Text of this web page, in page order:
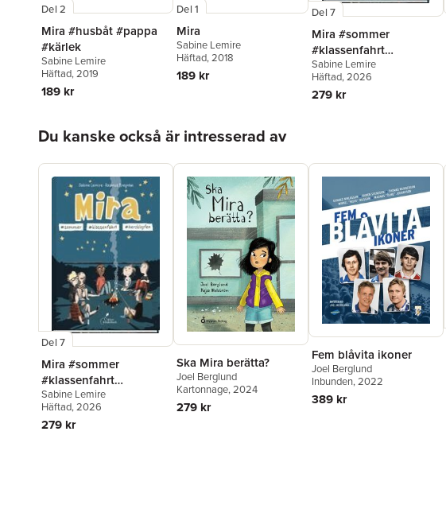
Del 2
Mira #husbåt #pappa
#kärlek
Sabine Lemire
Häftad, 2019
189 kr
Del 1
Mira
Sabine Lemire
Häftad, 2018
189 kr
Del 7
Mira #sommer
#klassenfahrt
#herzklopfen
Sabine Lemire
Häftad, 2026
279 kr
Du kanske också är intresserad av
Del 7
Mira #sommer
#klassenfahrt
#herzklopfen
Sabine Lemire
Häftad, 2026
279 kr
Ska Mira berätta?
Joel Berglund
Kartonnage, 2024
279 kr
Fem blåvita ikoner
Joel Berglund
Inbunden, 2022
389 kr